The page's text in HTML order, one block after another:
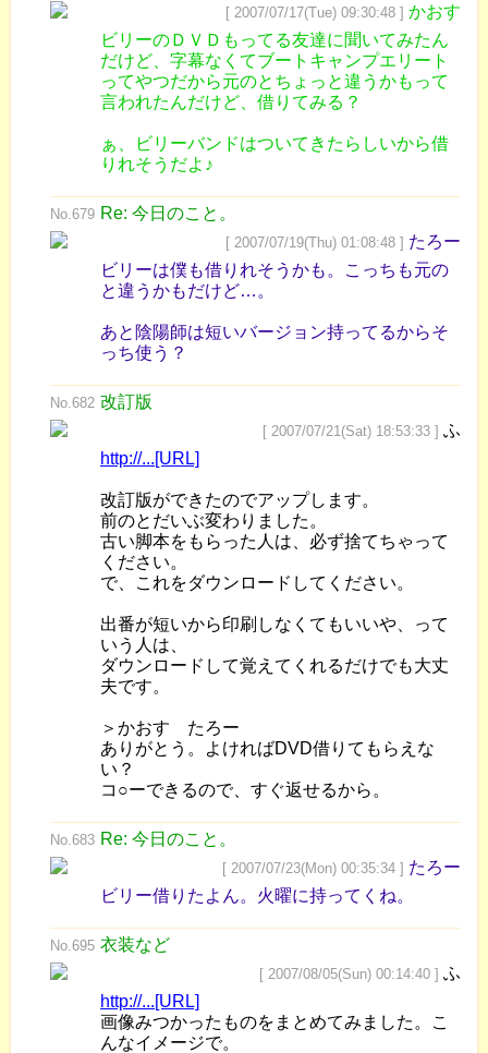
[ 2007/07/17(Tue) 09:30:48 ] かおす
ビリーのＤＶＤもってる友達に聞いてみたん
だけど、字幕なくてブートキャンプエリート
ってやつだから元のとちょっと違うかもって
言われたんだけど、借りてみる？
ぁ、ビリーバンドはついてきたらしいから借
りれそうだよ♪
No.679 Re: 今日のこと。
[ 2007/07/19(Thu) 01:08:48 ] たろー
ビリーは僕も借りれそうかも。こっちも元の
と違うかもだけど…。
あと陰陽師は短いバージョン持ってるからそ
っち使う？
No.682 改訂版
[ 2007/07/21(Sat) 18:53:33 ] ふ
http://...[URL]
改訂版ができたのでアップします。
前のとだいぶ変わりました。
古い脚本をもらった人は、必ず捨てちゃって
ください。
で、これをダウンロードしてください。
出番が短いから印刷しなくてもいいや、って
いう人は、
ダウンロードして覚えてくれるだけでも大丈
夫です。
＞かおす たろー
ありがとう。よければDVD借りてもらえな
い？
コ○ーできるので、すぐ返せるから。
No.683 Re: 今日のこと。
[ 2007/07/23(Mon) 00:35:34 ] たろー
ビリー借りたよん。火曜に持ってくね。
No.695 衣装など
[ 2007/08/05(Sun) 00:14:40 ] ふ
http://...[URL]
画像みつかったものをまとめてみました。こ
んなイメージで。